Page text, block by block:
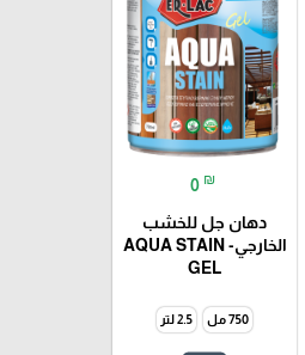
0 ₪
دهان جل للخشب
الخارجي- AQUA STAIN
GEL
750 مل 2.5 لتر